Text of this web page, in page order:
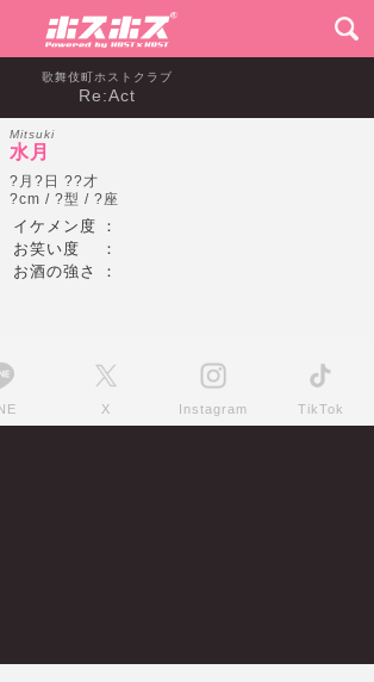
歌舞伎町ホストクラブ
Re:Act
Mitsuki
水月
?月?日 ??才
?cm / ?型 / ?座
イケメン度
：
お笑い度
：
お酒の強さ
：
X Instagram TikTok